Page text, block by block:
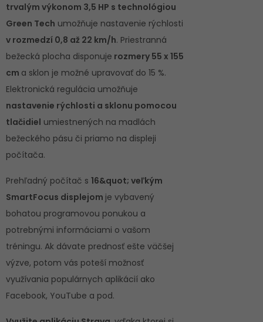
trvalým výkonom 3,5 HP s technológiou
Green Tech umožňuje nastavenie rýchlosti
v rozmedzí 0,8 až 22 km/h. Priestranná
bežecká plocha disponuje rozmery 55 x 155
cm a sklon je možné upravovať do 15 %.
Elektronická regulácia umožňuje
nastavenie rýchlosti a sklonu pomocou
tlačidiel umiestnených na madlách
bežeckého pásu či priamo na displeji
počítača.
Prehľadný počítač s 16&quot; veľkým
SmartFocus displejom je vybavený
bohatou programovou ponukou a
potrebnými informáciami o vašom
tréningu. Ak dávate prednosť ešte väčšej
výzve, potom vás poteší možnosť
využívania populárnych aplikácií ako
Facebook, YouTube a pod.